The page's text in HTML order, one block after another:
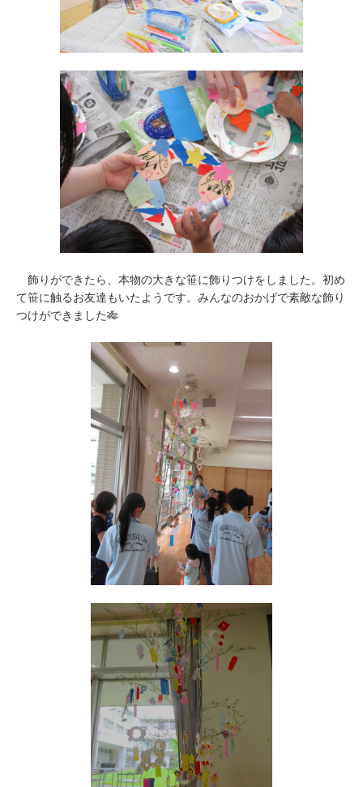
飾りができたら、本物の大きな笹に飾りつけをしました。初め
て笹に触るお友達もいたようです。みんなのおかげで素敵な飾り
つけができました🎋